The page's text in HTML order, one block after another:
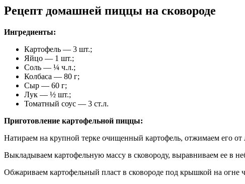
Рецепт домашней пиццы на сковороде
Ингредиенты:
Картофель — 3 шт.;
Яйцо — 1 шт.;
Соль — ¼ ч.л.;
Колбаса — 80 г;
Сыр — 60 г;
Лук — ½ шт.;
Томатный соус — 3 ст.л.
Приготовление картофельной пиццы:
Натираем на крупной терке очищенный картофель, отжимаем его
Выкладываем картофельную массу в сковороду, выравниваем ее в
Обжариваем картофельный пласт в сковороде под крышкой на огне